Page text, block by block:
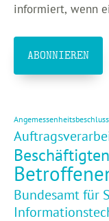
informiert, wenn
ABONNIEREN
Angemessenheitsbeschluss
Bundesamt für